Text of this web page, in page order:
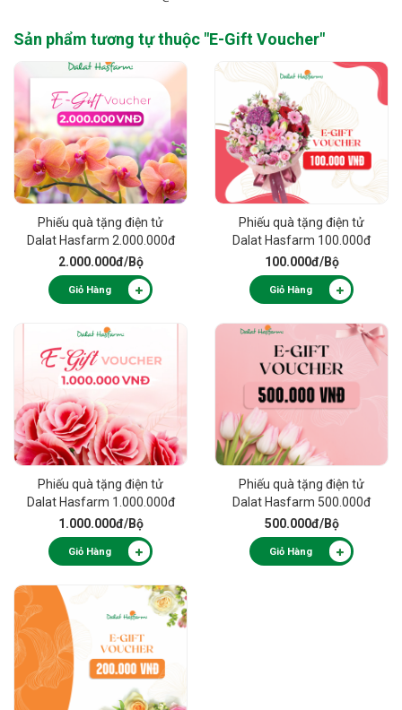
Sản phẩm tương tự thuộc "E-Gift Voucher"
Phiếu quà tặng điện tử
Dalat Hasfarm 2.000.000đ
2.000.000đ/Bộ
Giỏ Hàng
Phiếu quà tặng điện tử
Dalat Hasfarm 100.000đ
100.000đ/Bộ
Giỏ Hàng
Phiếu quà tặng điện tử
Dalat Hasfarm 1.000.000đ
1.000.000đ/Bộ
Giỏ Hàng
Phiếu quà tặng điện tử
Dalat Hasfarm 500.000đ
500.000đ/Bộ
Giỏ Hàng